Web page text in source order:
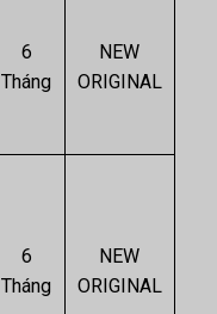
6
Tháng
NEW
ORIGINAL
6
Tháng
NEW
ORIGINAL